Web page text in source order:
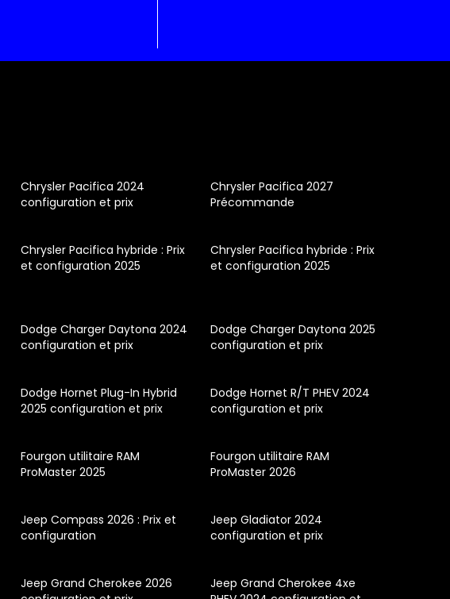
Chrysler Pacifica 2024
configuration et prix
Chrysler Pacifica 2027
Précommande
Chrysler Pacifica hybride : Prix
et configuration 2025
Chrysler Pacifica hybride : Prix
et configuration 2025
Dodge Charger Daytona 2024
configuration et prix
Dodge Charger Daytona 2025
configuration et prix
Dodge Hornet Plug-In Hybrid
2025 configuration et prix
Dodge Hornet R/T PHEV 2024
configuration et prix
Fourgon utilitaire RAM
ProMaster 2025
Fourgon utilitaire RAM
ProMaster 2026
Jeep Compass 2026 : Prix et
configuration
Jeep Gladiator 2024
configuration et prix
Jeep Grand Cherokee 2026
Jeep Grand Cherokee 4xe